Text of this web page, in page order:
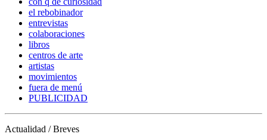
el rebobinador
entrevistas
colaboraciones
libros
centros de arte
artistas
movimientos
fuera de menú
PUBLICIDAD
Actualidad / Breves